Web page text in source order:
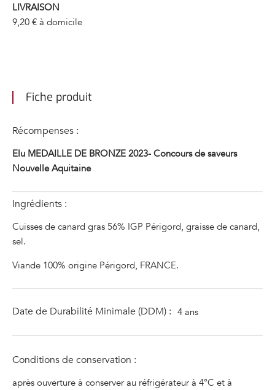
LIVRAISON
9,20 € à domicile
Fiche produit
Récompenses :
Elu MEDAILLE DE BRONZE 2023- Concours de saveurs
Nouvelle Aquitaine
Ingrédients :
Cuisses de canard gras 56% IGP Périgord, graisse de canard,
sel.
Viande 100% origine Périgord, FRANCE.
Date de Durabilité Minimale (DDM) : 4 ans
Conditions de conservation :
après ouverture à conserver au réfrigérateur à 4°C et à